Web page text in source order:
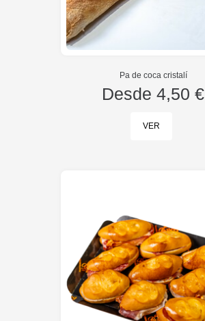
Pa de coca cristalí
Desde 4,50 €
VER